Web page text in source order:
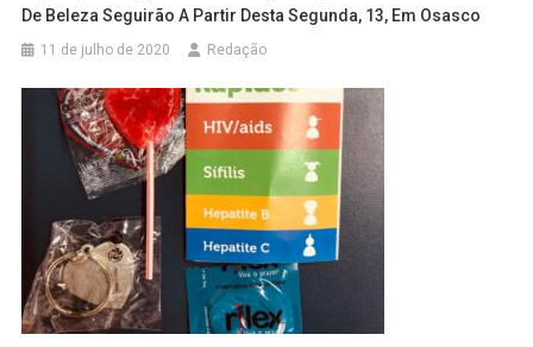
De Beleza Seguirão A Partir Desta Segunda, 13, Em Osasco
11 de julho de 2020 Redação